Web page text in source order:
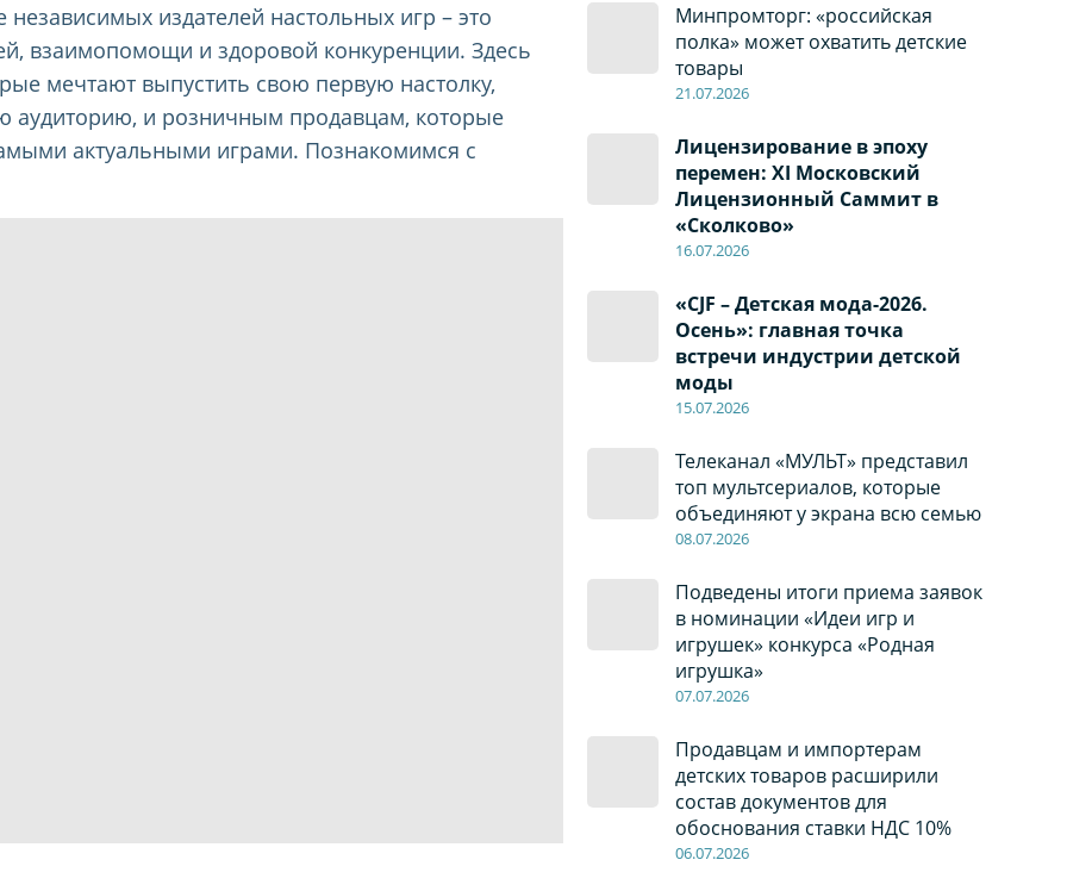
Минпромторг: «российская
полка» может охватить детские
товары
21.07.2026
Лицензирование в эпоху
перемен: XI Московский
Лицензионный Саммит в
«Сколково»
16.07.2026
«CJF – Детская мода-2026.
Осень»: главная точка
встречи индустрии детской
моды
15.07.2026
Телеканал «МУЛЬТ» представил
топ мультсериалов, которые
объединяют у экрана всю семью
08.07.2026
Подведены итоги приема заявок
в номинации «Идеи игр и
игрушек» конкурса «Родная
игрушка»
07.07.2026
Продавцам и импортерам
детских товаров расширили
состав документов для
обоснования ставки НДС 10%
06.07.2026
издателей настольных игр – это
взаимопомощи и здоровой конкуренции. Здесь
мечтают выпустить свою первую настолку,
аудиторию, и розничным продавцам, которые
актуальными играми. Познакомимся с